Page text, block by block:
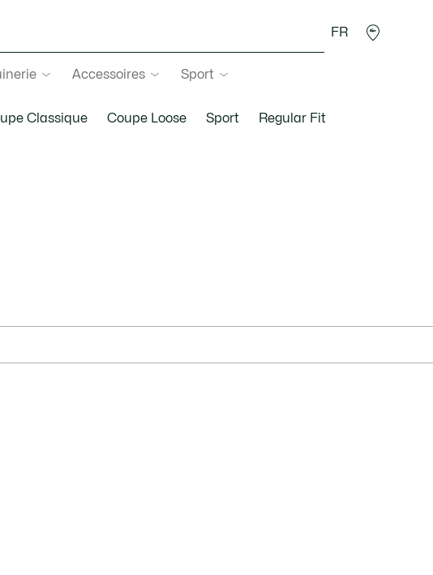
Accessoires Sport
FR
Classique Coupe Loose Sport
Regular Fit